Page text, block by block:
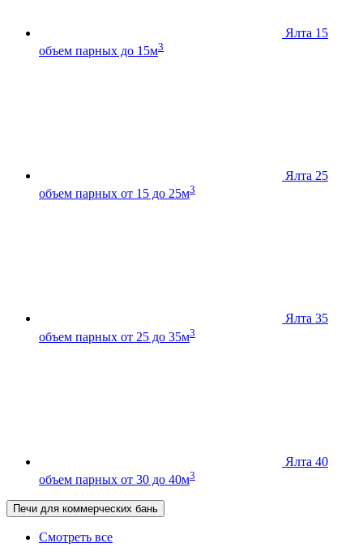
Ялта 15
объем парных до 15м3
Ялта 25
объем парных от 15 до 25м3
Ялта 35
объем парных от 25 до 35м3
Ялта 40
объем парных от 30 до 40м3
Печи для коммерческих бань
Смотреть все